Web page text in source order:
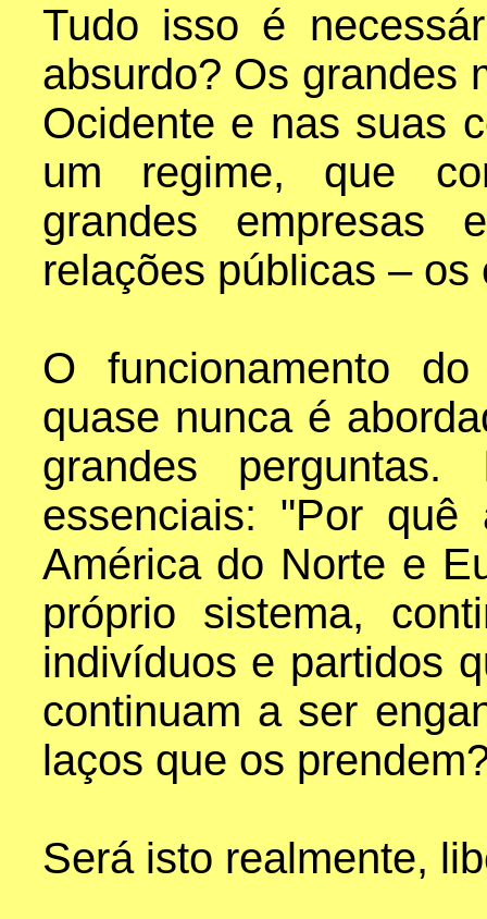
Tudo isso é
absurdo? Os grandes
Ocidente e nas suas
um regime, que
grandes empresas
relações públicas –
O funcionamento
quase nunca é
grandes
essenciais: "Por
América do Norte e
próprio sistema,
indivíduos e partidos
continuam a ser
laços que os
Será isto realmente,